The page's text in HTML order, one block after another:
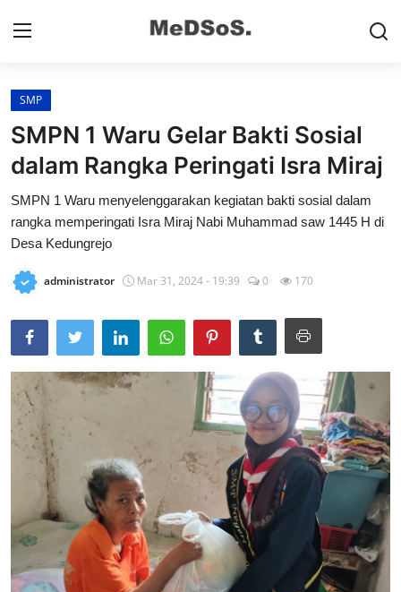
Home
Contact
SMP
SD
Video SMP
Galeri Dispendikbud Sidoarjo
Gallery
Lainnya
SMP
SMPN 1 Waru Gelar Bakti Sosial
dalam Rangka Peringati Isra Miraj
SMPN 1 Waru menyelenggarakan kegiatan bakti sosial dalam
rangka memperingati Isra Miraj Nabi Muhammad saw 1445 H di
Desa Kedungrejo
administrator Mar 31, 2024 - 19:39 0 170